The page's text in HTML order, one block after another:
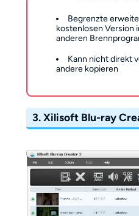
Begrenzte
kostenlosen Version
anderen
Kann nicht direkt
andere kopieren
3. Xilisoft Blu-ray